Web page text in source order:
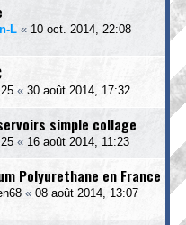
L « 10 oct. 2014, 22:08
« 30 août 2014, 17:32
simple collage
« 16 août 2014, 11:23
Polyurethane en France
« 08 août 2014, 13:07